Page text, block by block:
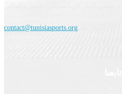
contact@tunisiasports.org